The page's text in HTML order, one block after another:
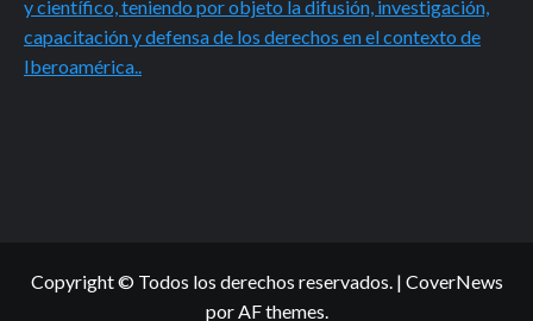
y científico, teniendo por objeto la difusión, investigación,
capacitación y defensa de los derechos en el contexto de
Iberoamérica..
Copyright © Todos los derechos reservados. | CoverNews
por AF themes.